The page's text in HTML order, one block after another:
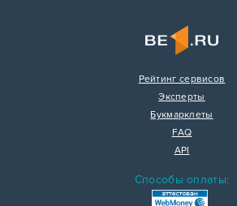
Рейтинг сервисов
Эксперты
Букмарклеты
FAQ
API
Способы оплаты: